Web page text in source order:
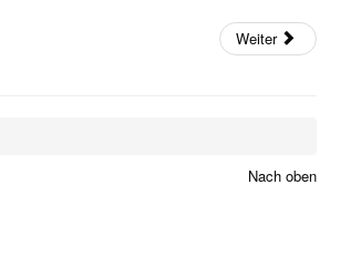
Weiter
Nach oben